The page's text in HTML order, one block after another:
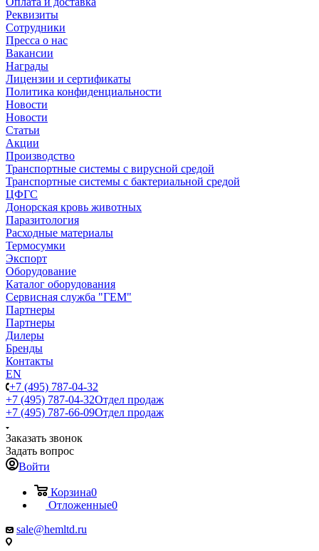
Реквизиты
Сотрудники
Пресса о нас
Вакансии
Награды
Лицензии и сертификаты
Политика конфиденциальности
Новости
Новости
Статьи
Акции
Производство
Транспортные системы с вирусной средой
Транспортные системы с бактериальной средой
ЦФГС
Донорская кровь животных
Паразитология
Расходные материалы
Термосумки
Экспорт
Оборудование
Каталог оборудования
Сервисная служба "ГЕМ"
Партнеры
Партнеры
Дилеры
Бренды
Контакты
EN
+7 (495) 787-04-32
+7 (495) 787-04-32Отдел продаж
+7 (495) 787-66-09Отдел продаж
Заказать звонок
Задать вопрос
Войти
Корзина0
Отложенные0
sale@hemltd.ru